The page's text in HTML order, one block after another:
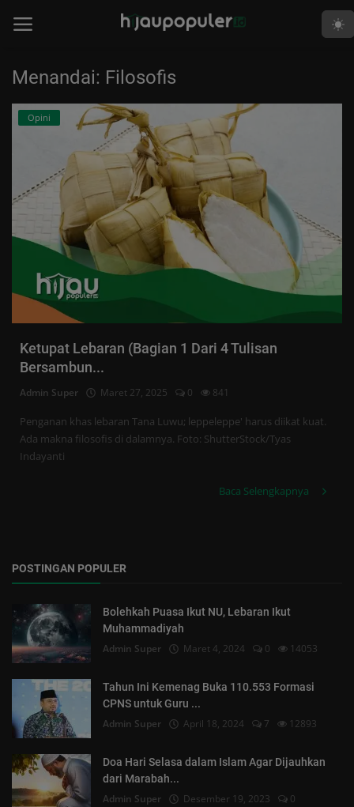
Edukasi
Islami
Opini
Tren
Masuk
Daftar
Menandai: Filosofis
Opini
Ketupat Lebaran (Bagian 1 Dari 4 Tulisan
Bersambun...
Admin Super Maret 27, 2025 0 841
Penganan khas lebaran Tana Luwu; leppeleppe' harus diikat kuat.
Ada makna filosofis di dalamnya. Foto: ShutterStock/Tyas
Indayanti
Baca Selengkapnya
POSTINGAN POPULER
Bolehkah Puasa Ikut NU, Lebaran Ikut
Muhammadiyah
Admin Super Maret 4, 2024 0 14053
Tahun Ini Kemenag Buka 110.553 Formasi
CPNS untuk Guru ...
Admin Super April 18, 2024 7 12893
Doa Hari Selasa dalam Islam Agar Dijauhkan
dari Marabah...
Admin Super Desember 19, 2023
0